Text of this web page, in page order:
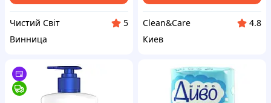
Чистий Світ
5
Винница
Clean&Care
4.8
Киев